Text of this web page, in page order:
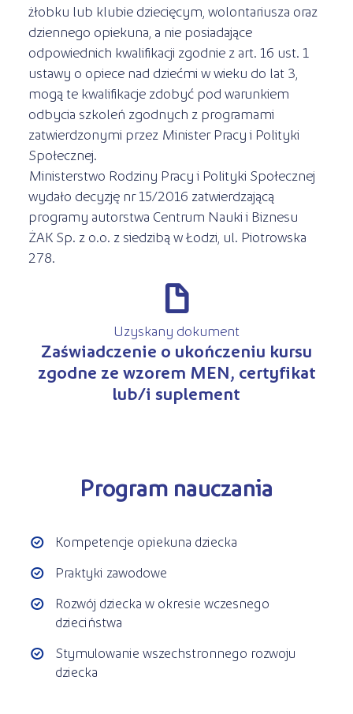
żłobku lub klubie dziecięcym, wolontariusza oraz
dziennego opiekuna, a nie posiadające
odpowiednich kwalifikacji zgodnie z art. 16 ust. 1
ustawy o opiece nad dziećmi w wieku do lat 3,
mogą te kwalifikacje zdobyć pod warunkiem
odbycia szkoleń zgodnych z programami
zatwierdzonymi przez Minister Pracy i Polityki
Społecznej.
Ministerstwo Rodziny Pracy i Polityki Społecznej
wydało decyzję nr 15/2016 zatwierdzającą
programy autorstwa Centrum Nauki i Biznesu
ŻAK Sp. z o.o. z siedzibą w Łodzi, ul. Piotrowska
278.
d
Uzyskany dokument
Zaświadczenie o ukończeniu kursu
zgodne ze wzorem MEN, certyfikat
lub/i suplement
Program nauczania
Kompetencje opiekuna dziecka
Praktyki zawodowe
Rozwój dziecka w okresie wczesnego
dzieciństwa
Stymulowanie wszechstronnego rozwoju
dziecka